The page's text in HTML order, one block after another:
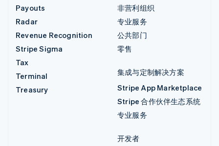
Payouts
Radar
Revenue Recognition
Stripe Sigma
Tax
Terminal
Treasury
非营利组织
专业服务
公共部门
零售
集成与定制解决方案
Stripe App Marketplace
Stripe 合作伙伴生态系统
专业服务
开发者